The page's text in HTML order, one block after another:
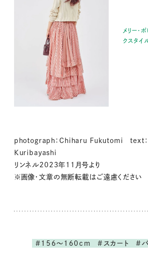
メリー・
クスタイ
photograph：Chiharu Fukutomi text：
Kuribayashi
リンネル2023年11月号より
※画像・文章の無断転載はご遠慮ください
#156～160cm #スカート #